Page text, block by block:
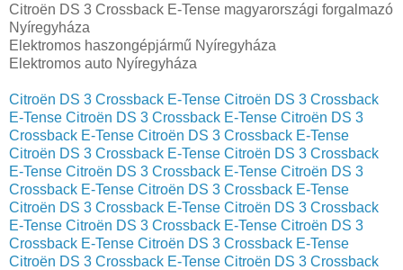
Citroën DS 3 Crossback E-Tense magyarországi forgalmazó
Nyíregyháza
Elektromos haszongépjármű‎ Nyíregyháza
Elektromos auto‎ Nyíregyháza
Citroën DS 3 Crossback E-Tense Citroën DS 3 Crossback
E-Tense Citroën DS 3 Crossback E-Tense Citroën DS 3
Crossback E-Tense Citroën DS 3 Crossback E-Tense
Citroën DS 3 Crossback E-Tense Citroën DS 3 Crossback
E-Tense Citroën DS 3 Crossback E-Tense Citroën DS 3
Crossback E-Tense Citroën DS 3 Crossback E-Tense
Citroën DS 3 Crossback E-Tense Citroën DS 3 Crossback
E-Tense Citroën DS 3 Crossback E-Tense Citroën DS 3
Crossback E-Tense Citroën DS 3 Crossback E-Tense
Citroën DS 3 Crossback E-Tense Citroën DS 3 Crossback